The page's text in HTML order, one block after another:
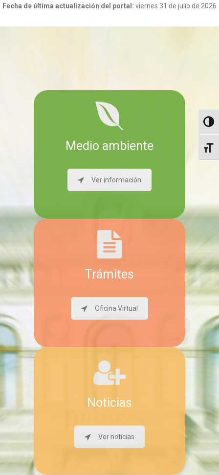
Fecha de última actualización del portal: viernes 31 de julio de 2026
Medio ambiente
Ver información
Trámites
Oficina Virtual
Noticias
Ver noticias